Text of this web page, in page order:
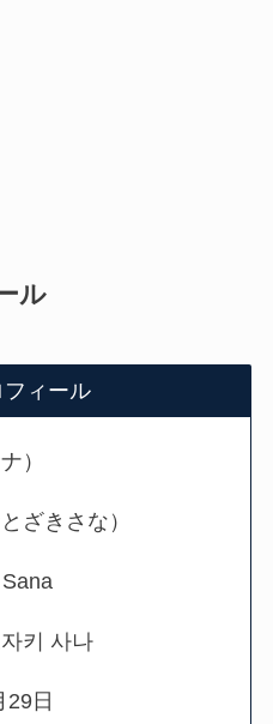
ル
ィール
）
ざきさな）
키 사나
29日